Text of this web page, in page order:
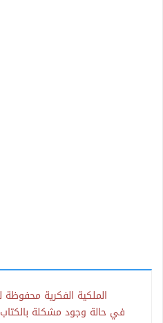
الملكية الفكرية محفوظة
في حالة وجود مشكلة بالكتاب